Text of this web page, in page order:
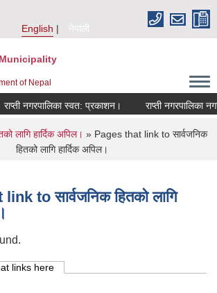
English
नेपाली
of Nepal
नगरपालिका स्वत: प्रकाशन। राप्ती नगरपालिका
लागि हार्दिक अपिल। » Pages that link to सार्वजनिक
हितको लागि हार्दिक अपिल।
to सार्वजनिक हितको लागि
links here